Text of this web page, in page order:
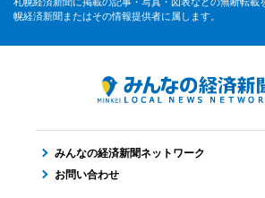
幌経済新聞またはその情報提供者に属します。
みんなの経済新聞ネットワーク
お問い合わせ